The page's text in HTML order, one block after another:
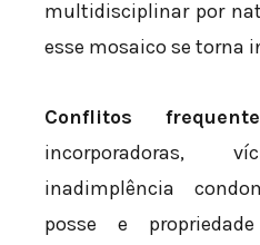
multidisciplinar por
esse mosaico se torna
Conflitos
incorporadoras,
inadimplência
posse e